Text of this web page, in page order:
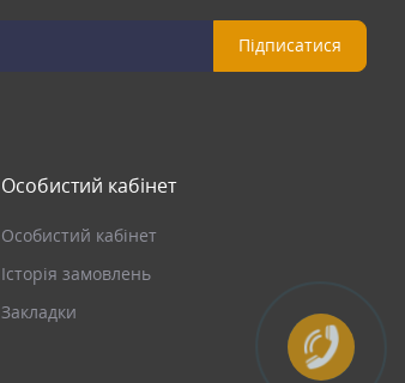
Підписатися
Особистий кабінет
Особистий кабінет
Історія замовлень
Закладки